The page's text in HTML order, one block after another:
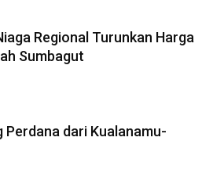
Regional Turunkan Harga
Sumbagut
Perdana dari Kualanamu-